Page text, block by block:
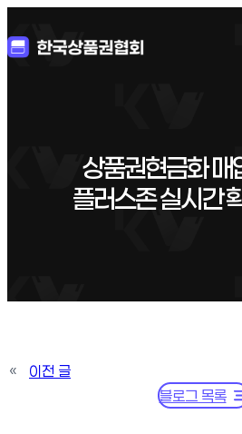
상품권현금화 매
플러스존 실시간
«
이전 글
블로그 목록